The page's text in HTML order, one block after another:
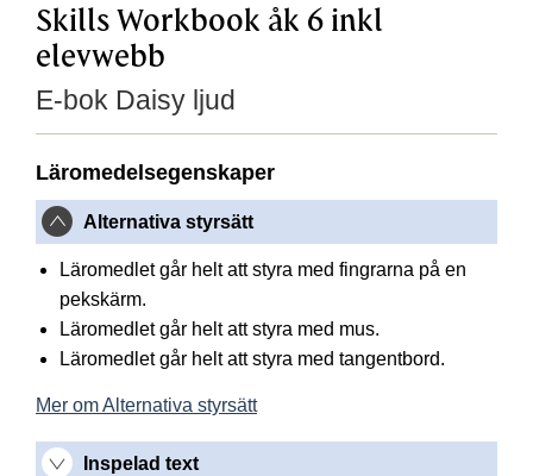
Skills Workbook åk 6 inkl
elevwebb
E-bok Daisy ljud
Läromedelsegenskaper
Alternativa styrsätt
Läromedlet går helt att styra med fingrarna på en
pekskärm.
Läromedlet går helt att styra med mus.
Läromedlet går helt att styra med tangentbord.
Mer om Alternativa styrsätt
Inspelad text